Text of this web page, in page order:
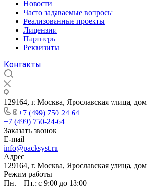
Новости
Часто задаваемые вопросы
Реализованные проекты
Лицензии
Партнеры
Реквизиты
Контакты
129164, г. Москва, Ярославская улица, дом
+7 (499) 750-24-64
+7 (499) 750-24-64
Заказать звонок
E-mail
info@packsyst.ru
Адрес
129164, г. Москва, Ярославская улица, дом
Режим работы
Пн. – Пт.: с 9:00 до 18:00